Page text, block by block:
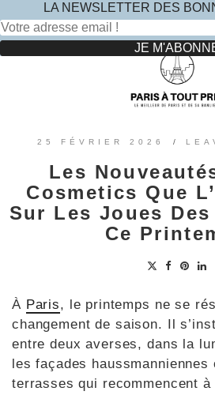
Rechercher :
Skip
OÙ MANGER DANS LE MARAIS ?
OÙ MANGER DANS PARIS 5 -ÈME
OÙ MANGER DANS LE 15ÈME ?
OÙ MANGER DANS PARIS 17ÈME
OÙ MANGER DANS PARIS 20ÈME
VOYAGES
SORTIES ENFANTS
PARCS ATTRACTION BANLIEUE
CONTACTEZ-NOUS
25 FÉVRIER 2026 /
Les
Cosmetics Que
Sur Les Joues
Ce
À Paris, le printemps ne se
changement de saison. Il
entre deux averses, dans la
les façades haussmanniennes
terrasses qui recommencent à
LA NEWSLETTER DES